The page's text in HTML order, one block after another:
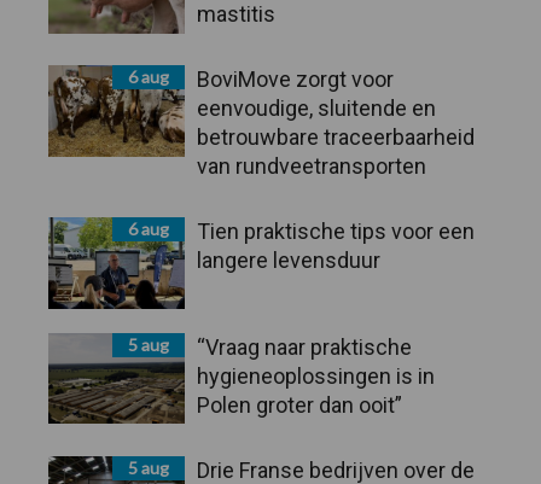
mastitis
6 aug
BoviMove zorgt voor
eenvoudige, sluitende en
betrouwbare traceerbaarheid
van rundveetransporten
6 aug
Tien praktische tips voor een
langere levensduur
5 aug
“Vraag naar praktische
hygieneoplossingen is in
Polen groter dan ooit”
5 aug
Drie Franse bedrijven over de